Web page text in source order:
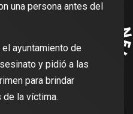
una persona antes del
ayuntamiento de
y pidió a las
para brindar
la víctima.